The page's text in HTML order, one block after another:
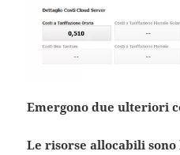
Emergono due ulteriori
Le risorse allocabili sono